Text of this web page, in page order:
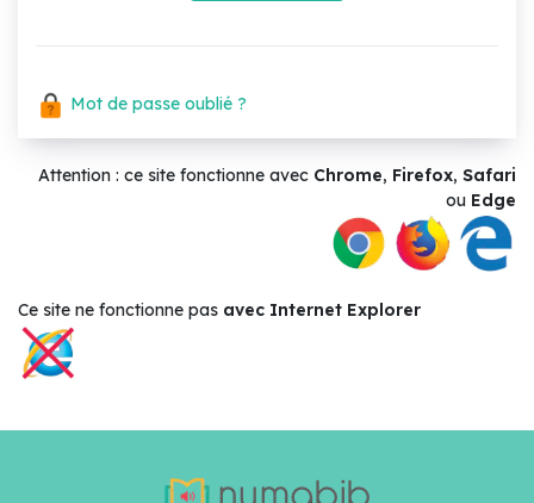
Mot de passe oublié ?
Attention : ce site fonctionne avec Chrome, Firefox, Safari
ou Edge
Ce site ne fonctionne pas avec Internet Explorer